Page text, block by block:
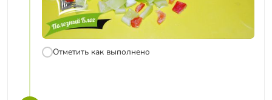
Отметить как выполнено